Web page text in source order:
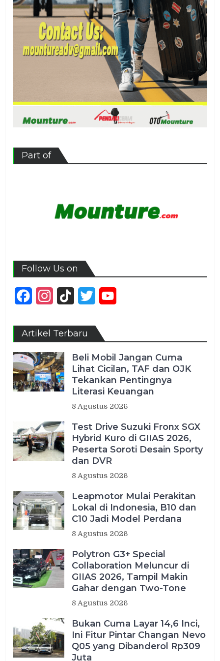
Part of
Follow Us on
FacebookInstagram
TikTok Twitter
Artikel Terbaru
Beli Mobil Jangan Cuma
Lihat Cicilan, TAF dan OJK
Tekankan Pentingnya
Literasi Keuangan
8 Agustus 2026
Test Drive Suzuki Fronx SGX
Hybrid Kuro di GIIAS 2026,
Peserta Soroti Desain Sporty
dan DVR
8 Agustus 2026
Leapmotor Mulai Perakitan
Lokal di Indonesia, B10 dan
C10 Jadi Model Perdana
8 Agustus 2026
Polytron G3+ Special
Collaboration Meluncur di
GIIAS 2026, Tampil Makin
Gahar dengan Two-Tone
8 Agustus 2026
Bukan Cuma Layar 14,6 Inci,
Ini Fitur Pintar Changan Nevo
Q05 yang Dibanderol Rp309
Juta